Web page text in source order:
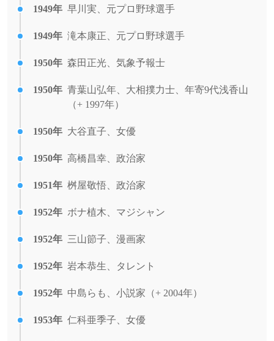
1949年 早川実、元プロ野球選手
1949年 滝本康正、元プロ野球選手
1950年 森田正光、気象予報士
1950年 青葉山弘年、大相撲力士、年寄9代浅香山
（+ 1997年）
1950年 大谷直子、女優
1950年 高橋昌幸、政治家
1951年 桝屋敬悟、政治家
1952年 ボナ植木、マジシャン
1952年 三山節子、漫画家
1952年 岩本恭生、タレント
1952年 中島らも、小説家（+ 2004年）
1953年 仁科亜季子、女優